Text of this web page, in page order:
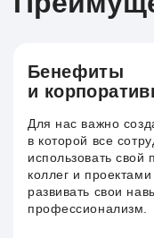
Бенефиты
и
Для нас важно
в которой все
использовать свой
коллег и
развивать свои
профессионализм.